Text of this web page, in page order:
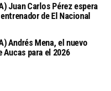
Juan Carlos Pérez espera
de El Nacional
Andrés Mena, el nuevo
Aucas para el 2026